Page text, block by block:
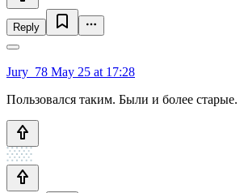
Reply
Jury_78 May 25 at 17:28
Пользовался таким. Были и более